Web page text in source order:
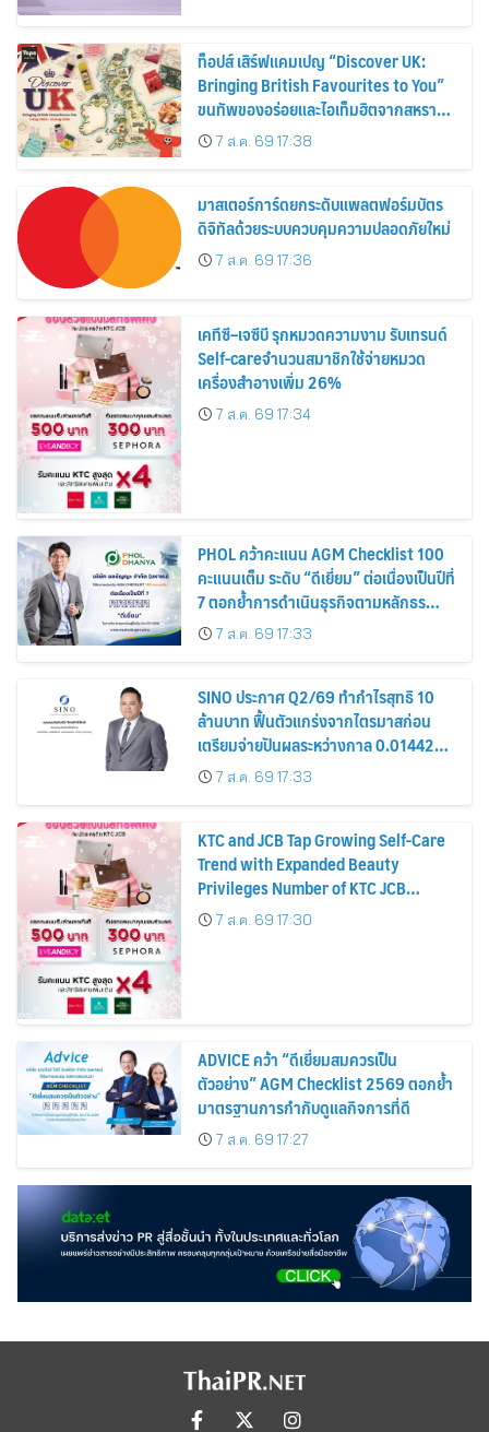
ท็อปส์ เสิร์ฟแคมเปญ “Discover UK:
Bringing British Favourites to You”
ขนทัพของอร่อยและไอเท็มฮิตจากสหราช
อาณาจักร ส่งตรงถึงมือตั้งแต่วันนี้ – 18
สิงหาคมนี้
7 ส.ค. 69 17:38
มาสเตอร์การ์ดยกระดับแพลตฟอร์มบัตร
ดิจิทัลด้วยระบบควบคุมความปลอดภัยใหม่
7 ส.ค. 69 17:36
เคทีซี–เจซีบี รุกหมวดความงาม รับเทรนด์
Self-careจำนวนสมาชิกใช้จ่ายหมวด
เครื่องสำอางเพิ่ม 26%
7 ส.ค. 69 17:34
PHOL คว้าคะแนน AGM Checklist 100
คะแนนเต็ม ระดับ “ดีเยี่ยม” ต่อเนื่องเป็นปีที่
7 ตอกย้ำการดำเนินธุรกิจตามหลักธร
รมาภิบาล โปร่งใส สร้างความเชื่อมั่นผู้ถือ
หุ้น
7 ส.ค. 69 17:33
SINO ประกาศ Q2/69 ทำกำไรสุทธิ 10
ล้านบาท ฟื้นตัวแกร่งจากไตรมาสก่อน
เตรียมจ่ายปันผลระหว่างกาล 0.014423
บาทต่อหุ้น ครึ่งปีหลังมุ่งเติบโตต่อเนื่อง
7 ส.ค. 69 17:33
KTC and JCB Tap Growing Self-Care
Trend with Expanded Beauty
Privileges Number of KTC JCB
Cardmembers Spending on
Cosmetics Rises 26%
7 ส.ค. 69 17:30
ADVICE คว้า “ดีเยี่ยมสมควรเป็น
ตัวอย่าง” AGM Checklist 2569 ตอกย้ำ
มาตรฐานการกำกับดูแลกิจการที่ดี
7 ส.ค. 69 17:27